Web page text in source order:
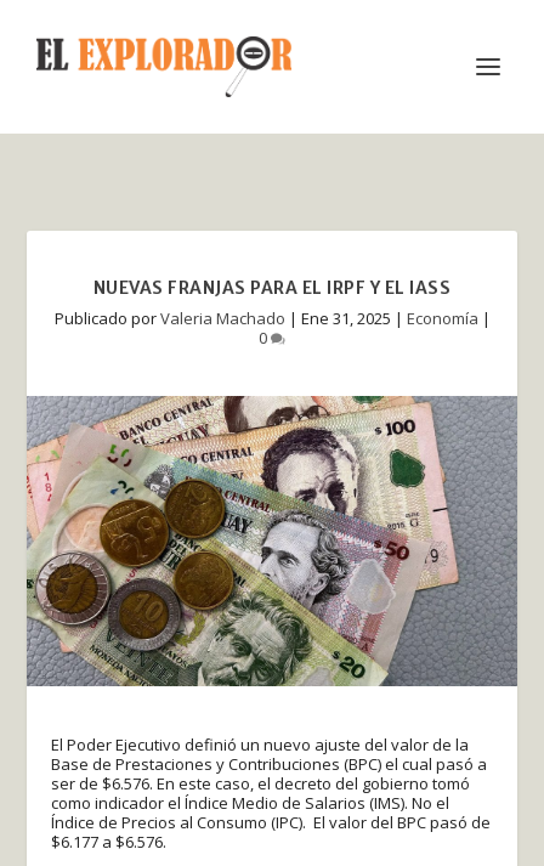
NUEVAS FRANJAS PARA EL IRPF Y EL IASS
Publicado porValeria Machado | Ene 31, 2025 | Economía |
0
El Poder Ejecutivo definió un nuevo ajuste del valor de la
Base de Prestaciones y Contribuciones (BPC) el cual pasó a
ser de $6.576. En este caso, el decreto del gobierno tomó
como indicador el Índice Medio de Salarios (IMS). No el
Índice de Precios al Consumo (IPC). El valor del BPC pasó de
$6.177 a $6.576.